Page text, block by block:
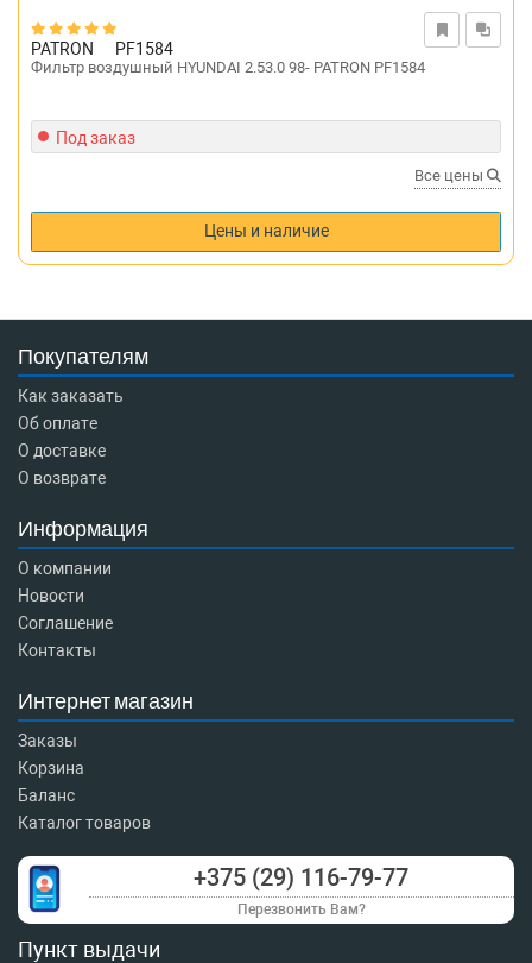
PATRON PF1584
Фильтр воздушный HYUNDAI 2.53.0 98- PATRON PF1584
Под заказ
Все цены
Цены и наличие
Покупателям
Как заказать
Об оплате
О доставке
О возврате
Информация
О компании
Новости
Соглашение
Контакты
Интернет магазин
Заказы
Корзина
Баланс
Каталог товаров
+375 (29) 116-79-77
Перезвонить Вам?
Пункт выдачи